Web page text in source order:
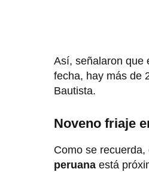
Así, señalaron que
fecha, hay más de
Bautista.
Noveno friaje
Como se recuerda,
peruana está